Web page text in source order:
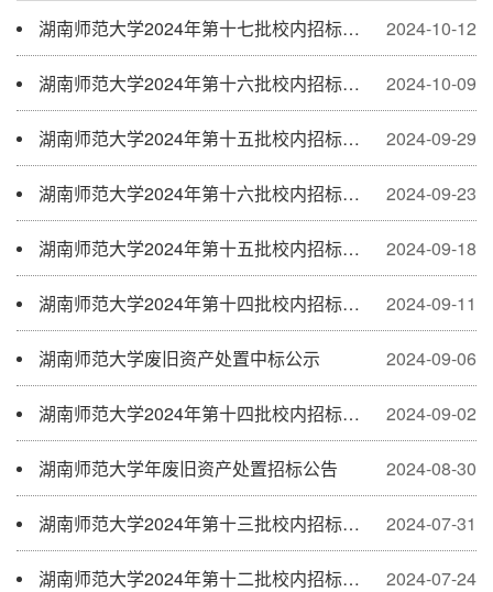
2024-10-12
湖南师范大学2024年第十七批校内招标公告
2024-10-09
湖南师范大学2024年第十六批校内招标中标公示
2024-09-29
湖南师范大学2024年第十五批校内招标中标公示
2024-09-23
湖南师范大学2024年第十六批校内招标公告
2024-09-18
湖南师范大学2024年第十五批校内招标公告
2024-09-11
湖南师范大学2024年第十四批校内招标中标公示
2024-09-06
湖南师范大学废旧资产处置中标公示
2024-09-02
湖南师范大学2024年第十四批校内招标公告
2024-08-30
湖南师范大学年废旧资产处置招标公告
2024-07-31
湖南师范大学2024年第十三批校内招标中标公示
2024-07-24
湖南师范大学2024年第十二批校内招标中标公示